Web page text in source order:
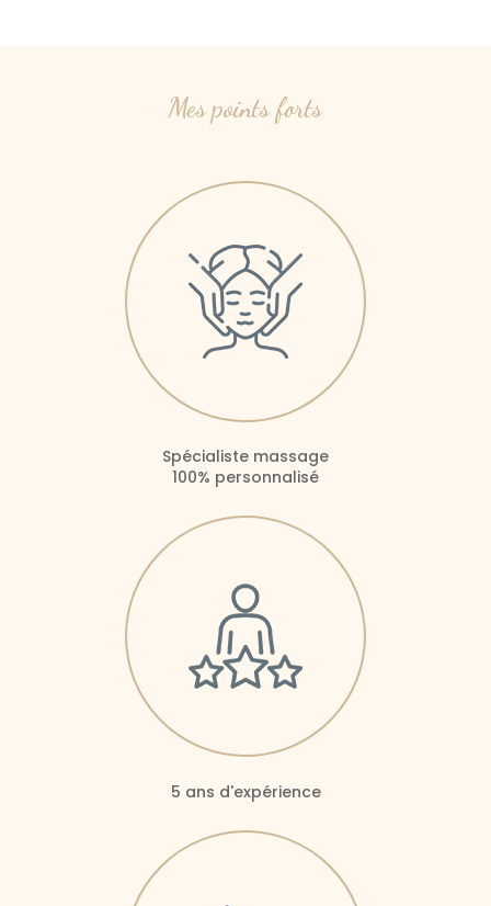
Mes points forts
Spécialiste massage
100% personnalisé
5 ans d'expérience